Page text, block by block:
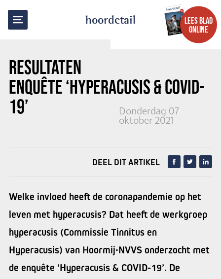
hoordetail
LEES BLAD
ONLINE
RESULTATEN
ENQUÊTE‘HYPERACUSIS & COVID-
19’
Donderdag 07
oktober 2021
TERUG NAAR OVERZICHT
DEEL DIT ARTIKEL
Welke invloed heeft de coronapandemie op het
leven met hyperacusis? Dat heeft de werkgroep
hyperacusis (Commissie Tinnitus en
Hyperacusis) van Hoormij∙NVVS onderzocht met
de enquête ‘Hyperacusis & COVID-19’. De